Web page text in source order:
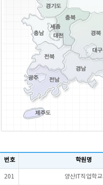
번호 학원명
201 양산IT직업학교